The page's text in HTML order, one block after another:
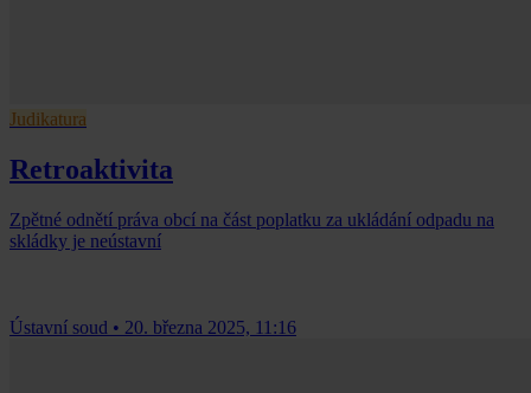
Judikatura
Retroaktivita
Zpětné odnětí práva obcí na část poplatku za ukládání odpadu na
skládky je neústavní
Ústavní soud • 20. března 2025, 11:16